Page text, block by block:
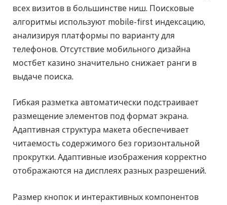
всех визитов в большинстве ниш. Поисковые
алгоритмы используют mobile-first индексацию,
анализируя платформы по варианту для
телефонов. Отсутствие мобильного дизайна
мостбет казино значительно снижает ранги в
выдаче поиска.
Гибкая разметка автоматически подстраивает
размещение элементов под формат экрана.
Адаптивная структура макета обеспечивает
читаемость содержимого без горизонтальной
прокрутки. Адаптивные изображения корректно
отображаются на дисплеях разных разрешений.
Размер кнопок и интерактивных компонентов